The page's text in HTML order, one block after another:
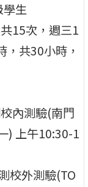
學⽣
15次，週三1
共30⼩時，
內測驗(南⾨
) 上午10:30-1
校外測驗(TO